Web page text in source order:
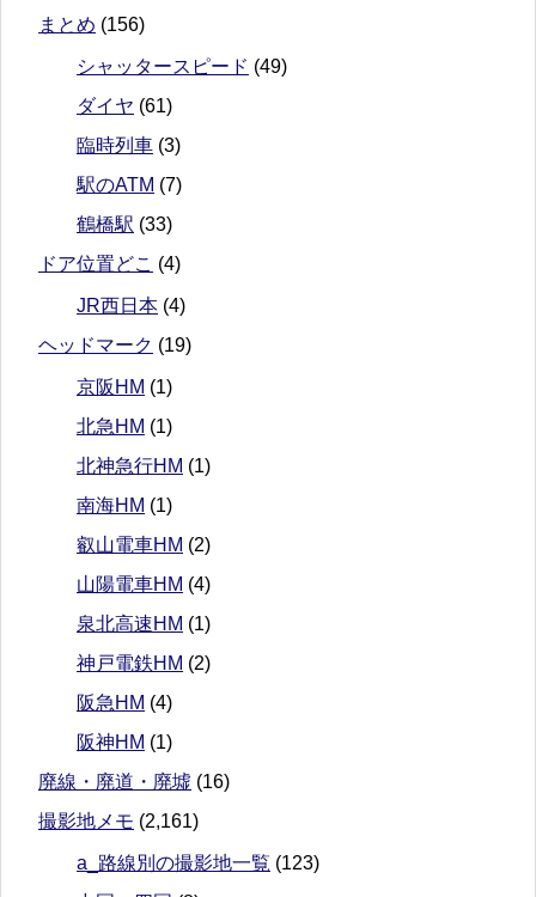
まとめ (156)
シャッタースピード (49)
ダイヤ (61)
臨時列車 (3)
駅のATM (7)
鶴橋駅 (33)
ドア位置どこ (4)
JR西日本 (4)
ヘッドマーク (19)
京阪HM (1)
北急HM (1)
北神急行HM (1)
南海HM (1)
叡山電車HM (2)
山陽電車HM (4)
泉北高速HM (1)
神戸電鉄HM (2)
阪急HM (4)
阪神HM (1)
廃線・廃道・廃墟 (16)
撮影地メモ (2,161)
a_路線別の撮影地一覧 (123)